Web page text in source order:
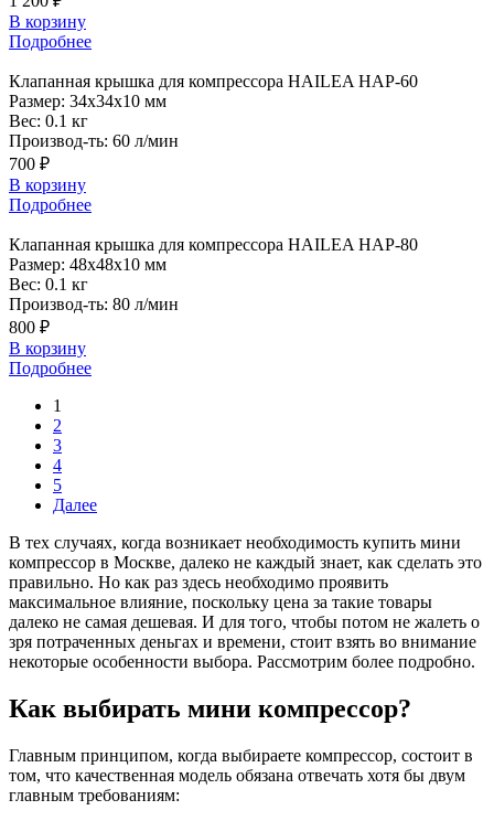
В корзину
Подробнее
Клапанная крышка для компрессора HAILEA HAP-60
Размер: 34x34x10 мм
Вес: 0.1 кг
Производ-ть: 60 л/мин
700 ₽
В корзину
Подробнее
Клапанная крышка для компрессора HAILEA HAP-80
Размер: 48x48x10 мм
Вес: 0.1 кг
Производ-ть: 80 л/мин
800 ₽
В корзину
Подробнее
1
2
3
4
5
Далее
В тех случаях, когда возникает необходимость купить мини
компрессор в Москве, далеко не каждый знает, как сделать это
правильно. Но как раз здесь необходимо проявить
максимальное влияние, поскольку цена за такие товары
далеко не самая дешевая. И для того, чтобы потом не жалеть о
зря потраченных деньгах и времени, стоит взять во внимание
некоторые особенности выбора. Рассмотрим более подробно.
Как выбирать мини компрессор?
Главным принципом, когда выбираете компрессор, состоит в
том, что качественная модель обязана отвечать хотя бы двум
главным требованиям: